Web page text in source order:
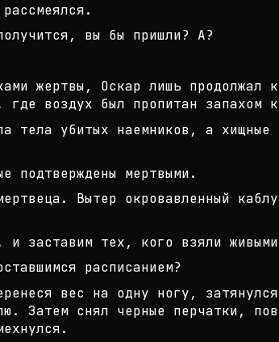
вы бы пришли? А?
жертвы, Оскар лишь продолжал
где воздух был пропитан запахом
тела убитых наемников, а хищные
подтверждены мертвыми.
Вытер окровавленный
и заставим тех, кого взяли
расписанием?
вес на одну ногу,
Затем снял черные перчатки,